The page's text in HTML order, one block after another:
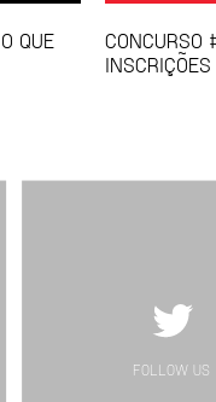
QUE
CONCURSO
FOLLOW US